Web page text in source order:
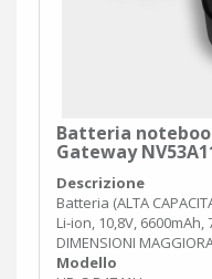
Batteria
Gateway
Descrizione
Batteria (ALTA
Li-ion, 10,8V, 6600mAh,
DIMENSIONI
Modello